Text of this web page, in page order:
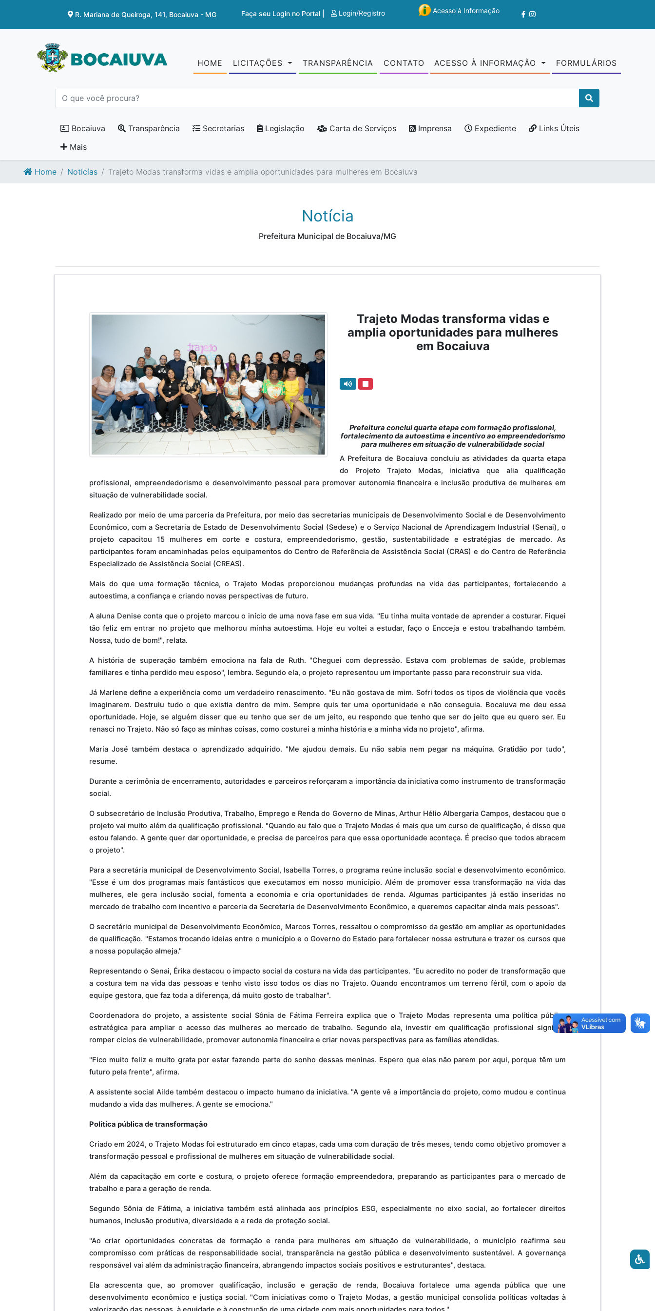
R. Mariana de Queiroga, 141, Bocaiuva - MG Faça seu Login no Portal | Login/Registro Acesso à Informação
HOME LICITAÇÕES TRANSPARÊNCIA CONTATO ACESSO À INFORMAÇÃO FORMULÁRIOS
Bocaiuva Transparência Secretarias Legislação Carta de Serviços Imprensa Expediente
Links Úteis
Mais
Home Noticías Trajeto Modas transforma vidas e amplia oportunidades para mulheres em Bocaiuva
Notícia
Prefeitura Municipal de Bocaiuva/MG
Trajeto Modas transforma vidas e
amplia oportunidades para mulheres
em Bocaiuva
Prefeitura conclui quarta etapa com formação profissional,
fortalecimento da autoestima e incentivo ao empreendedorismo
para mulheres em situação de vulnerabilidade social
A Prefeitura de Bocaiuva concluiu as atividades da quarta etapa
do Projeto Trajeto Modas, iniciativa que alia qualificação
profissional, empreendedorismo e desenvolvimento pessoal para promover autonomia financeira e inclusão produtiva de mulheres em
situação de vulnerabilidade social.
Realizado por meio de uma parceria da Prefeitura, por meio das secretarias municipais de Desenvolvimento Social e de Desenvolvimento
Econômico, com a Secretaria de Estado de Desenvolvimento Social (Sedese) e o Serviço Nacional de Aprendizagem Industrial (Senai), o
projeto capacitou 15 mulheres em corte e costura, empreendedorismo, gestão, sustentabilidade e estratégias de mercado. As
participantes foram encaminhadas pelos equipamentos do Centro de Referência de Assistência Social (CRAS) e do Centro de Referência
Especializado de Assistência Social (CREAS).
Mais do que uma formação técnica, o Trajeto Modas proporcionou mudanças profundas na vida das participantes, fortalecendo a
autoestima, a confiança e criando novas perspectivas de futuro.
A aluna Denise conta que o projeto marcou o início de uma nova fase em sua vida. "Eu tinha muita vontade de aprender a costurar. Fiquei
tão feliz em entrar no projeto que melhorou minha autoestima. Hoje eu voltei a estudar, faço o Encceja e estou trabalhando também.
Nossa, tudo de bom!", relata.
A história de superação também emociona na fala de Ruth. "Cheguei com depressão. Estava com problemas de saúde, problemas
familiares e tinha perdido meu esposo", lembra. Segundo ela, o projeto representou um importante passo para reconstruir sua vida.
Já Marlene define a experiência como um verdadeiro renascimento. "Eu não gostava de mim. Sofri todos os tipos de violência que vocês
imaginarem. Destruiu tudo o que existia dentro de mim. Sempre quis ter uma oportunidade e não conseguia. Bocaiuva me deu essa
oportunidade. Hoje, se alguém disser que eu tenho que ser de um jeito, eu respondo que tenho que ser do jeito que eu quero ser. Eu
renasci no Trajeto. Não só faço as minhas coisas, como costurei a minha história e a minha vida no projeto", afirma.
Maria José também destaca o aprendizado adquirido. "Me ajudou demais. Eu não sabia nem pegar na máquina. Gratidão por tudo",
resume.
Durante a cerimônia de encerramento, autoridades e parceiros reforçaram a importância da iniciativa como instrumento de transformação
social.
O subsecretário de Inclusão Produtiva, Trabalho, Emprego e Renda do Governo de Minas, Arthur Hélio Albergaria Campos, destacou que o
projeto vai muito além da qualificação profissional. "Quando eu falo que o Trajeto Modas é mais que um curso de qualificação, é disso que
estou falando. A gente quer dar oportunidade, e precisa de parceiros para que essa oportunidade aconteça. É preciso que todos abracem
o projeto".
Para a secretária municipal de Desenvolvimento Social, Isabella Torres, o programa reúne inclusão social e desenvolvimento econômico.
"Esse é um dos programas mais fantásticos que executamos em nosso município. Além de promover essa transformação na vida das
mulheres, ele gera inclusão social, fomenta a economia e cria oportunidades de renda. Algumas participantes já estão inseridas no
mercado de trabalho com incentivo e parceria da Secretaria de Desenvolvimento Econômico, e queremos capacitar ainda mais pessoas".
O secretário municipal de Desenvolvimento Econômico, Marcos Torres, ressaltou o compromisso da gestão em ampliar as oportunidades
de qualificação. "Estamos trocando ideias entre o município e o Governo do Estado para fortalecer nossa estrutura e trazer os cursos que
a nossa população almeja."
Representando o Senai, Érika destacou o impacto social da costura na vida das participantes. "Eu acredito no poder de transformação que
a costura tem na vida das pessoas e tenho visto isso todos os dias no Trajeto. Quando encontramos um terreno fértil, com o apoio da
equipe gestora, que faz toda a diferença, dá muito gosto de trabalhar".
Coordenadora do projeto, a assistente social Sônia de Fátima Ferreira explica que o Trajeto Modas representa uma política pública
estratégica para ampliar o acesso das mulheres ao mercado de trabalho. Segundo ela, investir em qualificação profissional significa
romper ciclos de vulnerabilidade, promover autonomia financeira e criar novas perspectivas para as famílias atendidas.
"Fico muito feliz e muito grata por estar fazendo parte do sonho dessas meninas. Espero que elas não parem por aqui, porque têm um
futuro pela frente", afirma.
A assistente social Ailde também destacou o impacto humano da iniciativa. "A gente vê a importância do projeto, como mudou e continua
mudando a vida das mulheres. A gente se emociona."
Política pública de transformação
Criado em 2024, o Trajeto Modas foi estruturado em cinco etapas, cada uma com duração de três meses, tendo como objetivo promover a
transformação pessoal e profissional de mulheres em situação de vulnerabilidade social.
Além da capacitação em corte e costura, o projeto oferece formação empreendedora, preparando as participantes para o mercado de
trabalho e para a geração de renda.
Segundo Sônia de Fátima, a iniciativa também está alinhada aos princípios ESG, especialmente no eixo social, ao fortalecer direitos
humanos, inclusão produtiva, diversidade e a rede de proteção social.
"Ao criar oportunidades concretas de formação e renda para mulheres em situação de vulnerabilidade, o município reafirma seu
compromisso com práticas de responsabilidade social, transparência na gestão pública e desenvolvimento sustentável. A governança
responsável vai além da administração financeira, abrangendo impactos sociais positivos e estruturantes", destaca.
Ela acrescenta que, ao promover qualificação, inclusão e geração de renda, Bocaiuva fortalece uma agenda pública que une
desenvolvimento econômico e justiça social. "Com iniciativas como o Trajeto Modas, a gestão municipal consolida políticas voltadas à